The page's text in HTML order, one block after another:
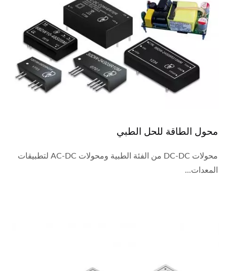
محول الطاقة للحل الطبي
محولات DC-DC من الفئة الطبية ومحولات AC-DC لتطبيقات
المعدات...